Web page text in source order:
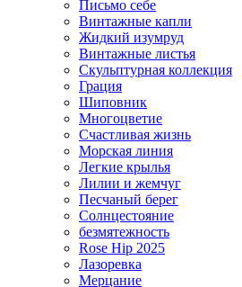
Письмо себе
Винтажные капли
Жидкий изумруд
Винтажные листья
Скульптурная коллекция
Грация
Шиповник
Многоцветие
Счастливая жизнь
Морская линия
Легкие крылья
Лилии и жемчуг
Песчаный берег
Солнцестояние
безмятежность
Rose Hip 2025
Лазоревка
Мерцание